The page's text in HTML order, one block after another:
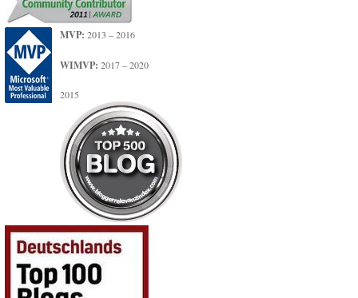
MVP: 2013 – 2016
WIMVP: 2017 – 2020
2015